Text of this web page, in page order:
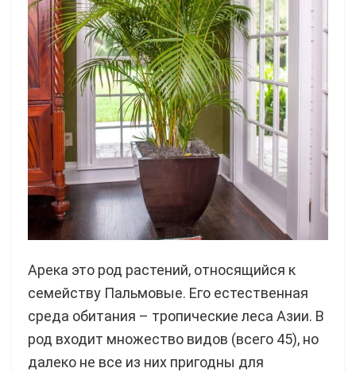
Арека это род растений, относящийся к
семейству Пальмовые. Его естественная
среда обитания – тропические леса Азии. В
род входит множество видов (всего 45), но
далеко не все из них пригодны для